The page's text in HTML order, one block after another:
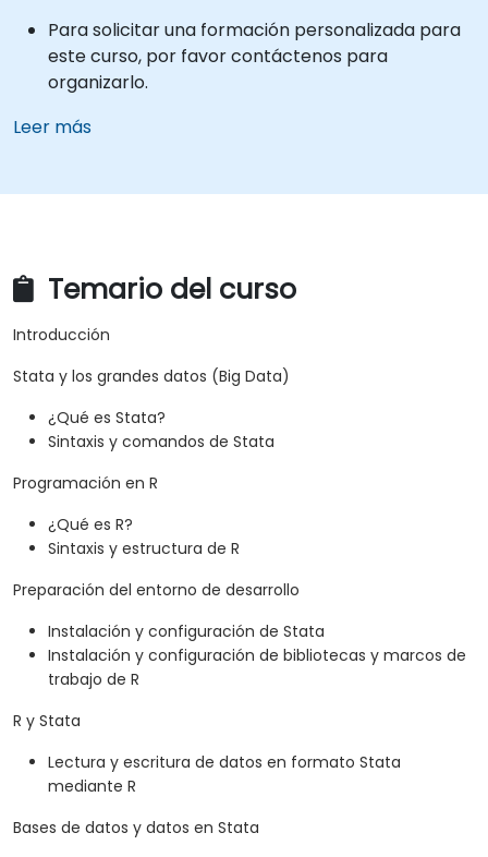
Para solicitar una formación personalizada para
este curso, por favor contáctenos para
organizarlo.
Leer más
Temario del curso
Introducción
Stata y los grandes datos (Big Data)
¿Qué es Stata?
Sintaxis y comandos de Stata
Programación en R
¿Qué es R?
Sintaxis y estructura de R
Preparación del entorno de desarrollo
Instalación y configuración de Stata
Instalación y configuración de bibliotecas y marcos de
trabajo de R
R y Stata
Lectura y escritura de datos en formato Stata
mediante R
Bases de datos y datos en Stata